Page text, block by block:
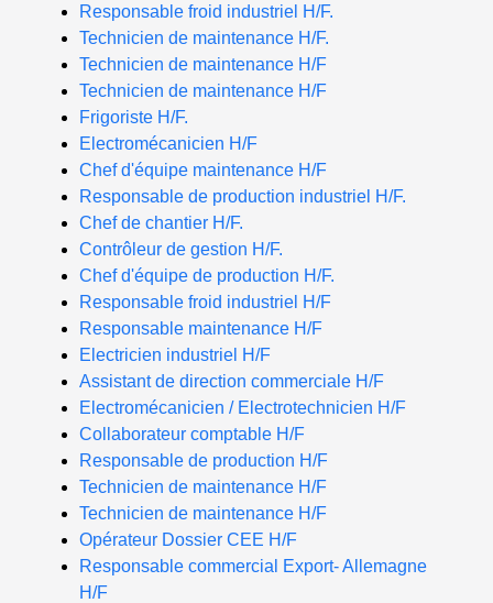
Responsable froid industriel H/F.
Technicien de maintenance H/F.
Technicien de maintenance H/F
Technicien de maintenance H/F
Frigoriste H/F.
Electromécanicien H/F
Chef d'équipe maintenance H/F
Responsable de production industriel H/F.
Chef de chantier H/F.
Contrôleur de gestion H/F.
Chef d'équipe de production H/F.
Responsable froid industriel H/F
Responsable maintenance H/F
Electricien industriel H/F
Assistant de direction commerciale H/F
Electromécanicien / Electrotechnicien H/F
Collaborateur comptable H/F
Responsable de production H/F
Technicien de maintenance H/F
Technicien de maintenance H/F
Opérateur Dossier CEE H/F
Responsable commercial Export- Allemagne
H/F